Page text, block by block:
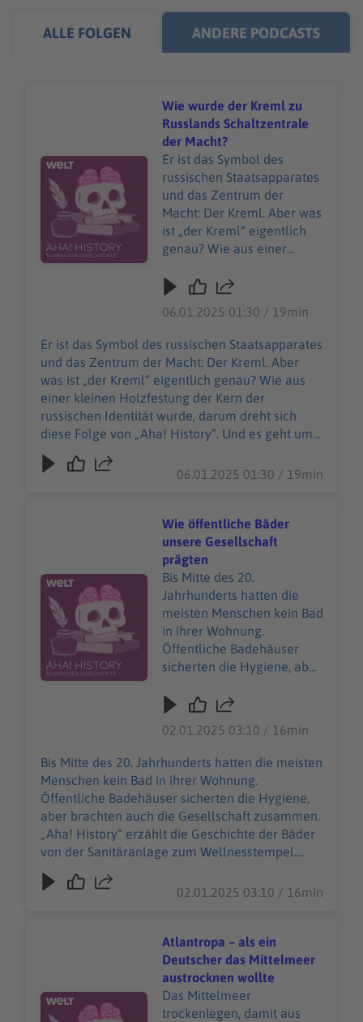
ALLE FOLGEN ANDERE PODCASTS
Audiotitel - Wie wurde der Kreml zu Russlands
Wie wurde der Kreml zu
Russlands Schaltzentrale
der Macht?
Er ist das Symbol des
russischen Staatsapparates
und das Zentrum der
Macht: Der Kreml. Aber was
ist „der Kreml“ eigentlich
genau? Wie aus einer
Kern der russischen
dreht sich diese Folge von
„Aha! History“. Und es geht
um einen teuren
Modeklassiker, den man
nicht einfach kaufen kann:
Die Birkin Bag. "Aha! History
– Zehn Minuten Geschichte"
ist der neue History-
montags und donnerstags
über Feedback an
history@welt.de.
Produktion: Marvin Schwarz
Host/Redaktion: Wim Orth
Redaktion: Imke Rabiega
Impressum:
https://www.welt.de/servic
es/article7893735/Impress
um.html Datenschutz:
https://www.welt.de/servic
es/article157550705/Daten
schutzerklaerung-WELT-
DIGITAL.html
06.01.2025 01:30 / 19min
Er ist das Symbol des russischen Staatsapparates
und das Zentrum der Macht: Der Kreml. Aber
was ist „der Kreml“ eigentlich genau? Wie aus
einer kleinen Holzfestung der Kern der
russischen Identität wurde, darum dreht sich
diese Folge von „Aha! History“. Und es geht um
einen teuren Modeklassiker, den man nicht
einfach kaufen kann: Die Birkin Bag. "Aha!
donnerstags ab 6 Uhr. Wir freuen uns über
Feedback an history@welt.de. Produktion:
Marvin Schwarz Host/Redaktion: Wim Orth
Redaktion: Imke Rabiega Impressum:
https://www.welt.de/services/article7893735/Im
pressum.html Datenschutz:
https://www.welt.de/services/article157550705/
Datenschutzerklaerung-WELT-DIGITAL.html
06.01.2025 01:30 / 19min
Audiotitel - Wie öffentliche Bäder unsere Gesellschaft
Wie öffentliche Bäder
unsere Gesellschaft
prägten
Bis Mitte des 20.
Jahrhunderts hatten die
meisten Menschen kein Bad
in ihrer Wohnung.
Öffentliche Badehäuser
sicherten die Hygiene, aber
Gesellschaft zusammen.
Geschichte der Bäder von
der Sanitäranlage zum
Wellnesstempel. "Aha!
History – Zehn Minuten
Geschichte" ist der neue
History-Podcast von WELT.
Immer montags und
donnerstags ab 6 Uhr. Wir
an history@welt.de.
Redaktion, Moderation:
Viola Koegst Impressum:
https://www.welt.de/servic
es/article7893735/Impress
um.html Datenschutz:
02.01.2025 03:10 / 16min
Bis Mitte des 20. Jahrhunderts hatten die meisten
Menschen kein Bad in ihrer Wohnung.
Öffentliche Badehäuser sicherten die Hygiene,
aber brachten auch die Gesellschaft zusammen.
„Aha! History“ erzählt die Geschichte der Bäder
von der Sanitäranlage zum Wellnesstempel.
"Aha! History – Zehn Minuten Geschichte" ist der
neue History-Podcast von WELT. Immer montags
Deniz Redaktion, Moderation: Viola Koegst
https://www.welt.de/services/article7893735/Im
pressum.html Datenschutz:
https://www.welt.de/services/article157550705/
02.01.2025 03:10 / 16min
Audiotitel - Atlantropa – als ein Deutscher das
Atlantropa – als ein
Deutscher das Mittelmeer
austrocknen wollte
Das Mittelmeer
trockenlegen, damit aus